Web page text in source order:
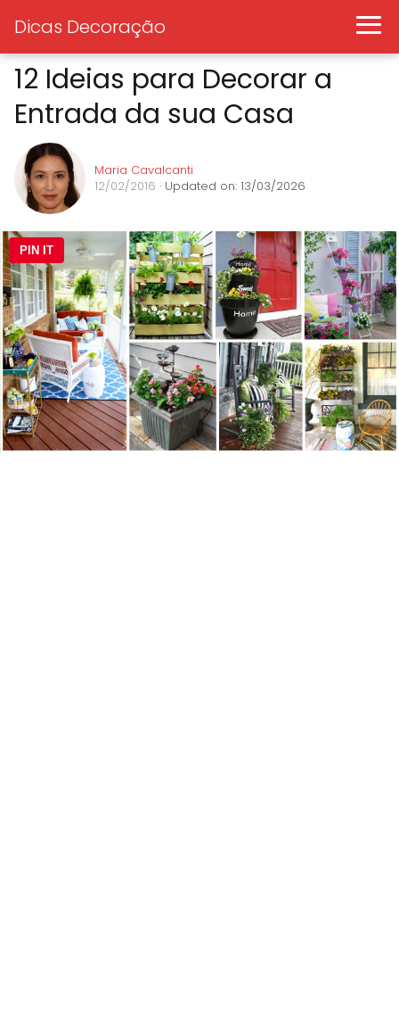
Dicas Decoração
12 Ideias para Decorar a
Entrada da sua Casa
Maria Cavalcanti
12/02/2016 · Updated on: 13/03/2026
PIN IT